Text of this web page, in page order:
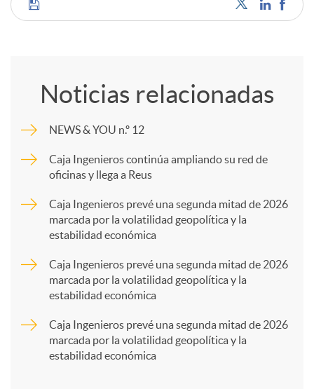
C
m
p
a
Noticias relacionadas
NEWS & YOU n.º 12
Caja Ingenieros continúa ampliando su red de
oficinas y llega a Reus
Caja Ingenieros prevé una segunda mitad de 2026
marcada por la volatilidad geopolítica y la
estabilidad económica
Caja Ingenieros prevé una segunda mitad de 2026
marcada por la volatilidad geopolítica y la
estabilidad económica
Caja Ingenieros prevé una segunda mitad de 2026
marcada por la volatilidad geopolítica y la
estabilidad económica